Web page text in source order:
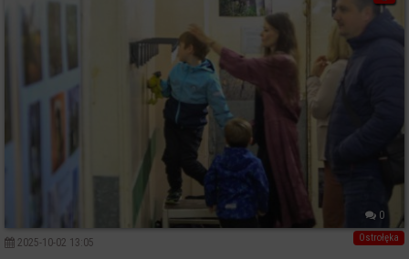
0
Ostrołęka
2025-10-02 13:05